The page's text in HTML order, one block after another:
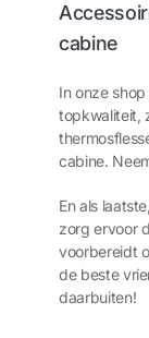
cabine
In onze
topkwaliteit,
cabine.
En als
zorg ervoor
voorbereidt
de beste
daarbuiten!